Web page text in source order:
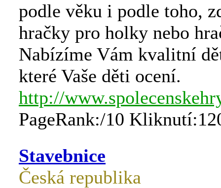
podle věku i podle toho,
hračky pro holky nebo
Nabízíme Vám kvalitní
které Vaše děti ocení.
http://
PageRank:/10
Stavebnice
Česká republika